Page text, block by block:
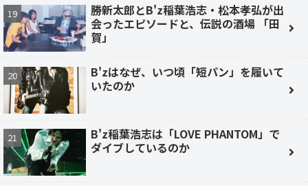
勝新太郎とB'z稲葉浩志・松本孝弘が出
会ったエピソードと、伝説の酒場 「田
賀」
B'zはなぜ、いつ頃「短パン」を履いて
いたのか
B'z稲葉浩志は「LOVE PHANTOM」で
ダイブしているのか